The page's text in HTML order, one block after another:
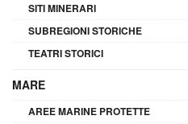
SITI MINERARI
SUBREGIONI STORICHE
TEATRI STORICI
MARE
AREE MARINE PROTETTE